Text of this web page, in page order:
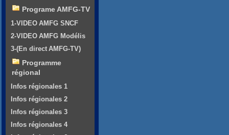
Programe AMFG-TV
1-VIDEO AMFG SNCF
2-VIDEO AMFG Modélis
3-(En direct AMFG-TV)
Programme
régional
Infos régionales 1
Infos régionales 2
Infos régionales 3
Infos régionales 4